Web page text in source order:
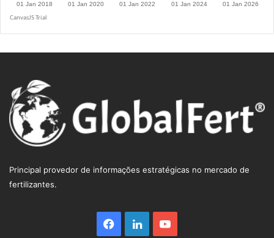
Principal provedor de informações estratégicas no mercado de
fertilizantes.
Facebook
LinkedinYouTube